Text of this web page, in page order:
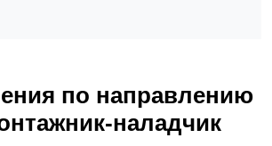
по направлению
наладчик